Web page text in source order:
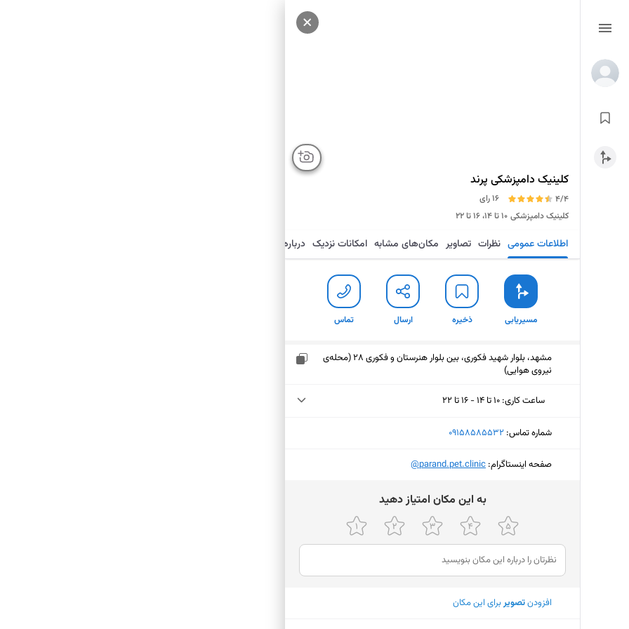
کلینیک دامپزشکی پرند
4/4
16 رای
کلینیک دامپزشکی ۱۰ تا ۱۴، ۱۶ تا ۲۲
اطلاعات عمومی نظرات تصاویر مکان‌های مشابه امکانات نزدیک درباره
مسیریابی ذخیره ارسال تماس
مشهد، بلوار شهید فکوری، بین بلوار هنرستان و فکوری 28 (محله‌ی
نیروی هوایی)
ساعت کاری: ۱۰ تا ۱۴ - ۱۶ تا ۲۲
یکشنبه (امروز)
پنجشنبه
۱۰ تا ۱۴ - ۱۶ تا ۲۲
جمعه
۱۷ تا ۲۲
شنبه
شماره تماس: ‎09158585532
صفحه اینستاگرام: ‎@parand.pet.clinic
ﺑﻪ اﯾﻦ ﻣﮑﺎن اﻣﺘﯿﺎز دﻫﯿﺪ
افزودنتصویربرای این مکان